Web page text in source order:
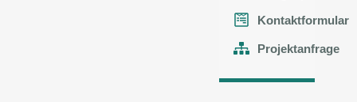
Kontaktformular
Projektanfrage